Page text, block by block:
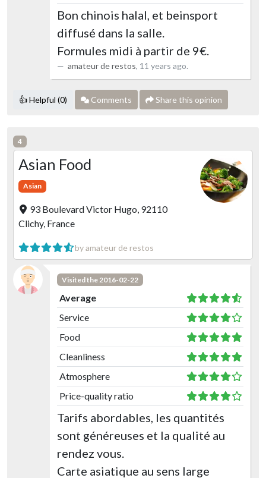
Bon chinois halal, et beinsport
diffusé dans la salle.
Formules midi à partir de 9€.
amateur de restos, 11 years ago.
👍 Helpful (0) Comments Share this opinion
4
Asian Food
Asian
93 Boulevard Victor Hugo, 92110
Clichy, France
by amateur de restos
Visited the 2016-02-22
Average
Service
Food
Cleanliness
Atmosphere
Price-quality ratio
Tarifs abordables, les quantités
sont généreuses et la qualité au
rendez vous.
Carte asiatique au sens large